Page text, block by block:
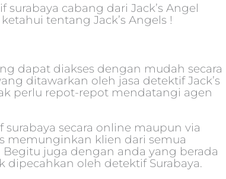
cabang dari Jack’s Angel
tentang Jack’s Angels !
dapat diakses dengan mudah secara
ditawarkan oleh jasa detektif Jack’s
perlu repot-repot mendatangi agen
secara online maupun via
memunginkan klien dari semua
juga dengan anda yang berada
oleh detektif Surabaya.